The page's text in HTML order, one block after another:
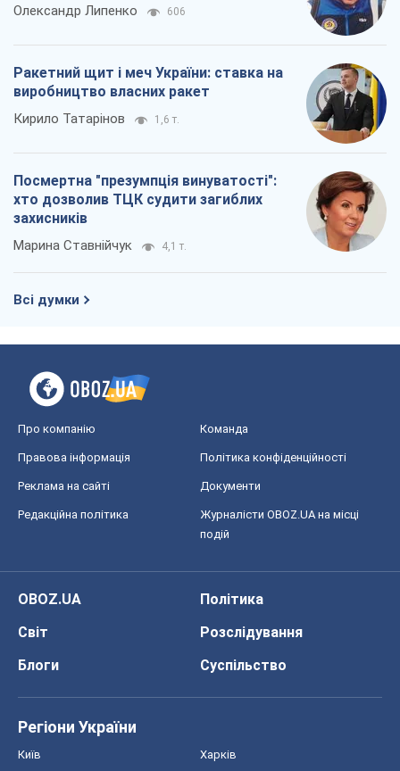
Олександр Липенко 606
Ракетний щит і меч України: ставка на
виробництво власних ракет
Кирило Татарінов 1,6 т.
Посмертна "презумпція винуватості":
хто дозволив ТЦК судити загиблих
захисників
Марина Ставнійчук 4,1 т.
Всі думки
Про компанію Команда
Правова інформація Політика конфіденційності
Реклама на сайті Документи
Редакційна політика
Журналісти OBOZ.UA на місці
подій
OBOZ.UA
Політика
Світ
Розслідування
Блоги
Суспільство
Регіони України
Київ Харків